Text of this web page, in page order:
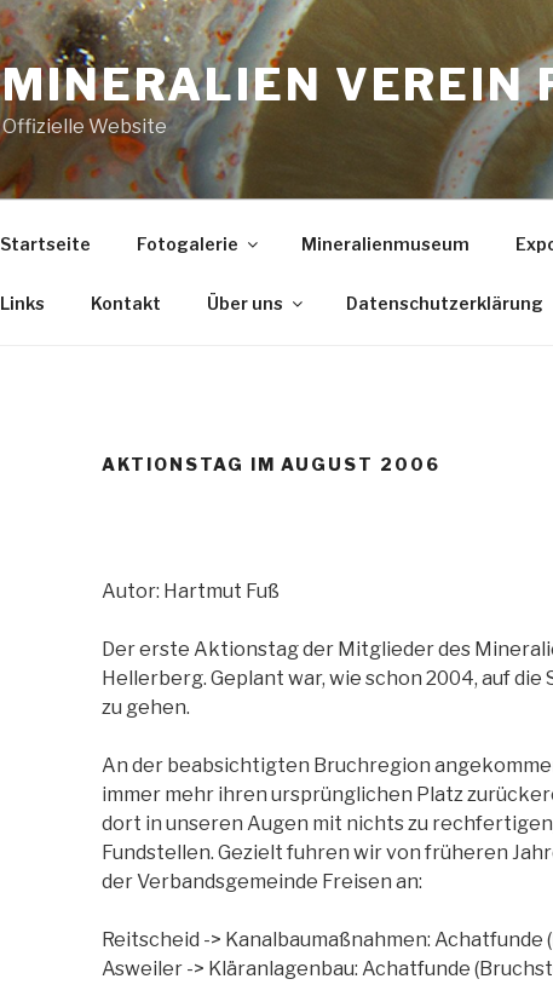
MINERALIEN VEREIN
Offizielle Website
Startseite Fotogalerie Mineralienmuseum
Links Kontakt Über uns Datenschutzerklärung
AKTIONSTAG IM AUGUST 2006
Autor: Hartmut Fuß
Der erste Aktionstag der Mitglieder des
Hellerberg. Geplant war, wie schon 2004, auf
zu gehen.
An der beabsichtigten Bruchregion
immer mehr ihren ursprünglichen Platz
dort in unseren Augen mit nichts zu
Fundstellen. Gezielt fuhren wir von früheren
der Verbandsgemeinde Freisen an:
Reitscheid -> Kanalbaumaßnahmen: Achatfunde
Asweiler -> Kläranlagenbau: Achatfunde